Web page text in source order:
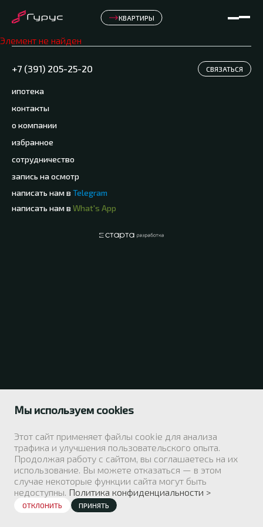
КВАРТИРЫ
Элемент не найден
+7 (391) 205-25-20 СВЯЗАТЬСЯ
ипотека
контакты
о компании
избранное
сотрудничество
запись на осмотр
написать нам в Telegram
написать нам в What's App
Мы используем cookies
Этот сайт применяет файлы cookie для анализа
трафика и улучшения пользовательского опыта.
Продолжая работу с сайтом, вы соглашаетесь на их
использование. Вы можете отказаться — в этом
случае некоторые функции сайта могут быть
недоступны. Политика конфиденциальности >
ОТКЛОНИТЬ ПРИНЯТЬ